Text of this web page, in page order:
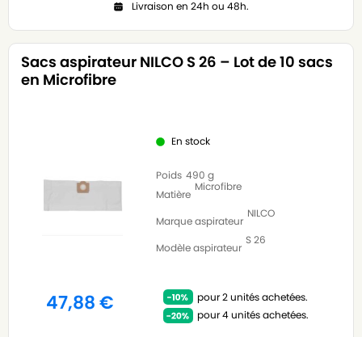
Livraison en 24h ou 48h.
Sacs aspirateur NILCO S 26 – Lot de 10 sacs
en Microfibre
En stock
Poids 490 g
Matière
Microfibre
Marque aspirateur
NILCO
Modèle aspirateur
S 26
47,88€
pour 2 unités achetées.
pour 4 unités achetées.